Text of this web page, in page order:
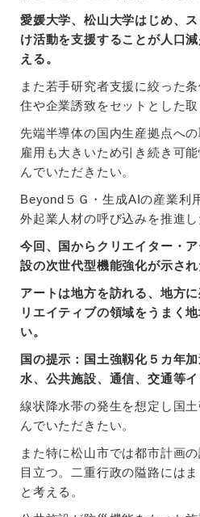
愛媛大学、松山大学はじめ、
け活動を支援することが人口
える。
また若手研究者支援に絞った
住や企業誘致をセットとした取
先端半導体の国内生産拠点へ
雇用も大きいため引き続き可
んでいただきたい。
Beyond５Ｇ・生成AIの産業利
外起業人材の呼び込みを推進し
今回、国からクリエイター・
設の次世代型機能強化が示され
アートは地方を訪れる、地方
リエイティブの領域をうまく
い。
国の提示：国土強靱化５カ年
水、公共施設、通信、交通等
線状降水帯の発生を想定し国
んでいただきたい。
また特に松山市では都市計画
目立つ。二重行政の隘路には
と考える。